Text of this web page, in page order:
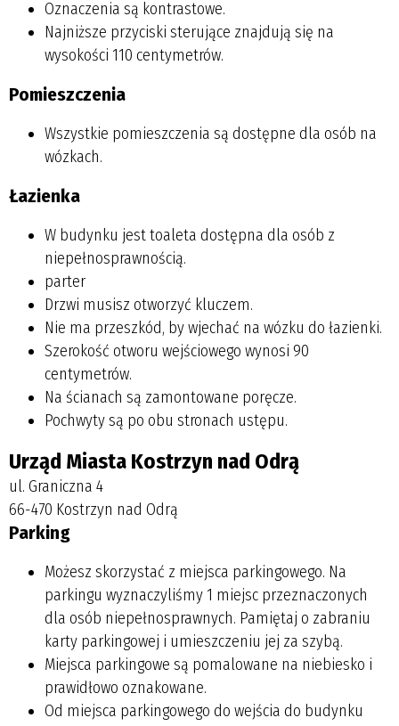
Oznaczenia są kontrastowe.
Najniższe przyciski sterujące znajdują się na
wysokości 110 centymetrów.
Pomieszczenia
Wszystkie pomieszczenia są dostępne dla osób na
wózkach.
Łazienka
W budynku jest toaleta dostępna dla osób z
niepełnosprawnością.
parter
Drzwi musisz otworzyć kluczem.
Nie ma przeszkód, by wjechać na wózku do łazienki.
Szerokość otworu wejściowego wynosi 90
centymetrów.
Na ścianach są zamontowane poręcze.
Pochwyty są po obu stronach ustępu.
Urząd Miasta Kostrzyn nad Odrą
ul. Graniczna 4
66-470 Kostrzyn nad Odrą
Parking
Możesz skorzystać z miejsca parkingowego. Na
parkingu wyznaczyliśmy 1 miejsc przeznaczonych
dla osób niepełnosprawnych. Pamiętaj o zabraniu
karty parkingowej i umieszczeniu jej za szybą.
Miejsca parkingowe są pomalowane na niebiesko i
prawidłowo oznakowane.
Od miejsca parkingowego do wejścia do budynku